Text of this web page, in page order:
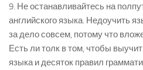
9. Не останавливайтесь на
английского языка. Недоучить
за дело совсем, потому что
Есть ли толк в том, чтобы
языка и десяток правил